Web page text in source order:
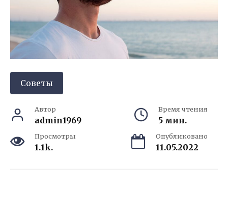
Советы
Автор
admin1969
Время чтения
5 мин.
Просмотры
1.1k.
Опубликовано
11.05.2022